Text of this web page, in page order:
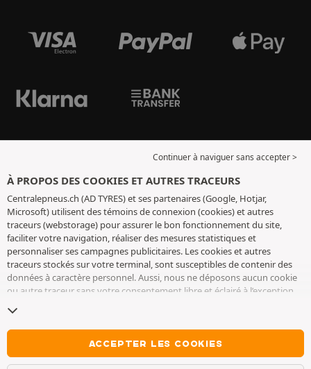
Continuer à naviguer sans accepter >
À PROPOS DES COOKIES ET AUTRES TRACEURS
Centralepneus.ch (AD TYRES) et ses partenaires (Google, Hotjar,
Microsoft) utilisent des témoins de connexion (cookies) et autres
traceurs (webstorage) pour assurer le bon fonctionnement du site,
faciliter votre navigation, réaliser des mesures statistiques et
personnaliser ses campagnes publicitaires. Les cookies et autres
traceurs stockés sur votre terminal, sont susceptibles de contenir des
données à caractère personnel. Aussi, nous ne déposons aucun cookie
ou autre traceur sans votre consentement libre et éclairé à l’exception
conservons votre choix pendant 6 mois. Vous pouvez retirer votre
consentement à tout moment en vous rendant sur lapage cookies et
. Vous pouvez choisir de continuer à naviguer sans
accepter le dépôt de cookies ou autres traceurs. Le refus ne fait pas
ACCEPTER LES COOKIES